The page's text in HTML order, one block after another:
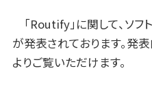
「Routify」に関して、ソフ
が発表されております。発
よりご覧いただけます。